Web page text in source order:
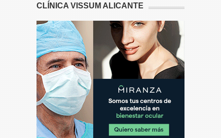
CLÍNICA VISSUM ALICANTE